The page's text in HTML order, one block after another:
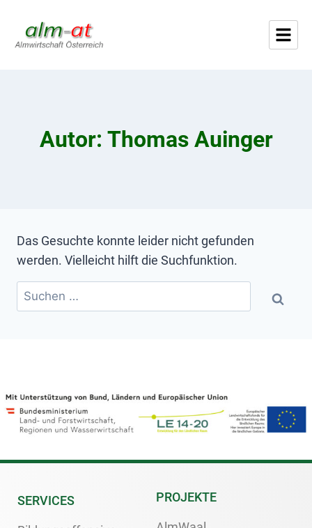
Autor: Thomas Auinger
Das Gesuchte konnte leider nicht gefunden
werden. Vielleicht hilft die Suchfunktion.
SERVICES PROJEKTE